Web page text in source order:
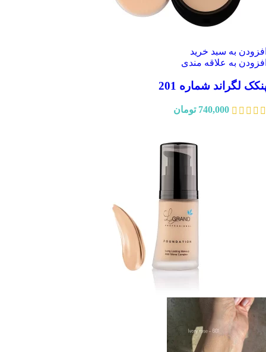
به سبد خرید
به علاقه مندی
لگراند شماره 201
740,000 تومان